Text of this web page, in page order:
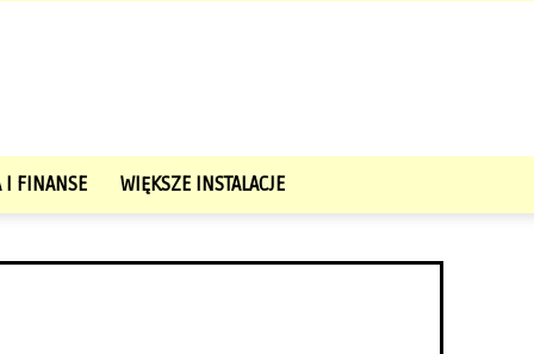
I FINANSE WIĘKSZE INSTALACJE